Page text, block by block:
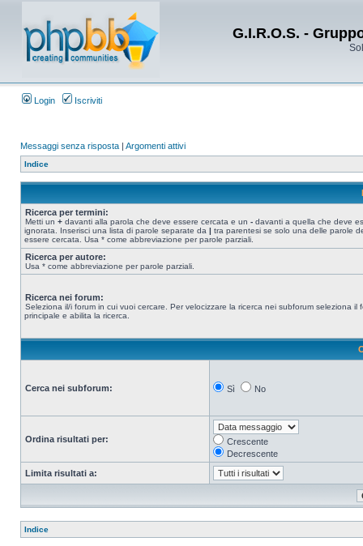
G.I.R.O.S. -
Login Iscriviti
Messaggi senza risposta | Argomenti attivi
Indice
Ricerca per termini:
Metti un + davanti alla parola che deve essere cercata e un - davanti a quella che deve
ignorata. Inserisci una lista di parole separate da | tra parentesi se solo una delle parole
essere cercata. Usa * come abbreviazione per parole parziali.
Ricerca per autore:
Usa * come abbreviazione per parole parziali.
Ricerca nei forum:
Seleziona il/i forum in cui vuoi cercare. Per velocizzare la ricerca nei subforum seleziona il
principale e abilita la ricerca.
Cerca nei subforum: Sì No
Ordina risultati per:
Crescente
Decrescente
Limita risultati a:
Indice